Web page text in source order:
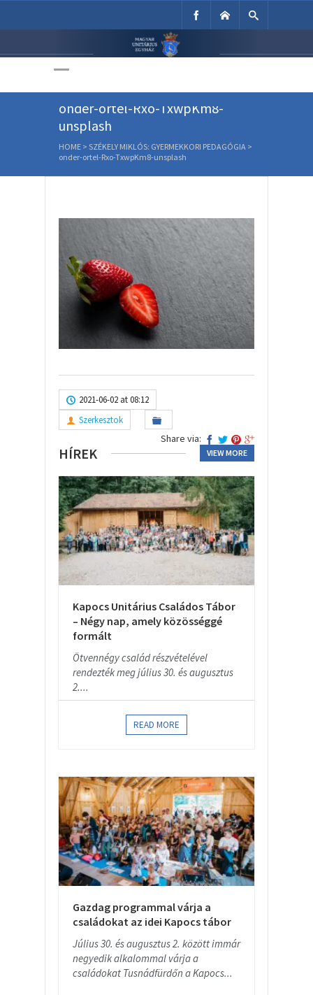
Unitárius Egyház
onder-ortel-Rxo-TxwpKm8-
unsplash
HOME > SZÉKELY MIKLÓS: GYERMEKKORI PEDAGÓGIA >
onder-ortel-Rxo-TxwpKm8-unsplash
2021-06-02 at 08:12
Szerkesztok
Share via:
HÍREK VIEW MORE
Kapocs Unitárius Családos Tábor
– Négy nap, amely közösséggé
formált
Ötvennégy család részvételével
rendezték meg július 30. és augusztus
2....
READ MORE
Gazdag programmal várja a
családokat az idei Kapocs tábor
Július 30. és augusztus 2. között immár
negyedik alkalommal várja a
családokat Tusnádfürdőn a Kapocs...